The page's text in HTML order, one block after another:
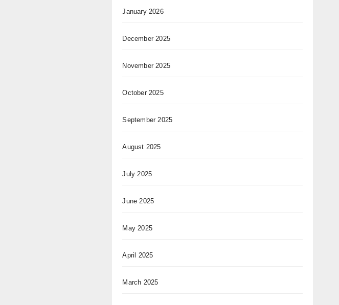
January 2026
December 2025
November 2025
October 2025
September 2025
August 2025
July 2025
June 2025
May 2025
April 2025
March 2025